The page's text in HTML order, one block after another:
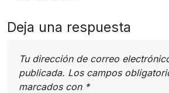
Deja una respuesta
Tu dirección de correo
publicada. Los campos
marcados con *